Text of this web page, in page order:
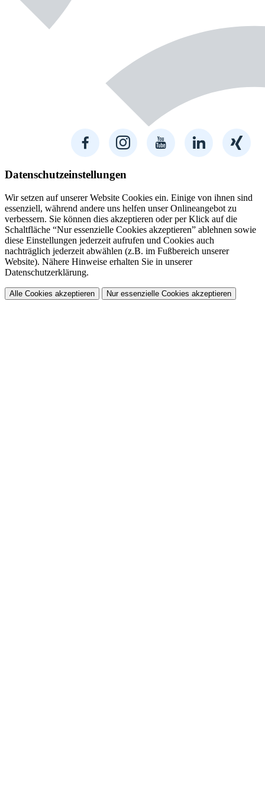
Datenschutzeinstellungen
Wir setzen auf unserer Website Cookies ein. Einige von ihnen sind
essenziell, während andere uns helfen unser Onlineangebot zu
verbessern. Sie können dies akzeptieren oder per Klick auf die
Schaltfläche “Nur essenzielle Cookies akzeptieren” ablehnen sowie
diese Einstellungen jederzeit aufrufen und Cookies auch
nachträglich jederzeit abwählen (z.B. im Fußbereich unserer
Website). Nähere Hinweise erhalten Sie in unserer
Datenschutzerklärung.
Alle Cookies akzeptieren Nur essenzielle Cookies akzeptieren